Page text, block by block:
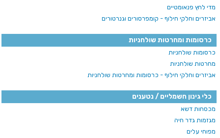
מדי לחץ פנאומטיים
אביזרים וחלקי חילוף - קומפרסורים וגנרטורים
כרסומות ומחרטות שולחניות
כרסומות שולחניות
מחרטות שולחניות
אביזרים וחלקי חילוף - כרסומות ומחרטות שולחניות
כלי גינון חשמליים / נטענים
מכסחות דשא
מגזמות גדר חיה
מפוחי עלים